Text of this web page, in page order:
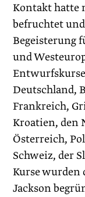
Kontakt hatte
befruchtet
Begeisterung
und
Deutschland,
Frankreich,
Kroatien, den
Österreich,
Schweiz, der
Kurse wurden
Jackson